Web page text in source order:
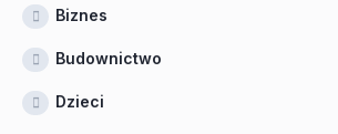
Biznes
Budownictwo
Dzieci